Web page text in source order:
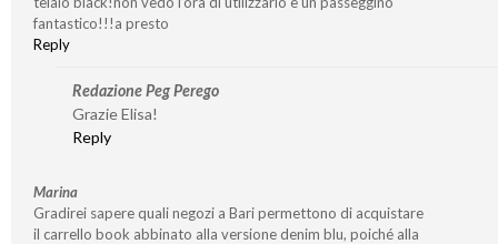
fantastico!!!a presto
Reply
Redazione Peg Perego
Grazie Elisa!
Reply
Marina
Gradirei sapere quali negozi a Bari permettono di acquistare
il carrello book abbinato alla versione denim blu, poiché alla